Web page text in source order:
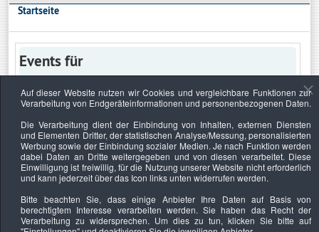
Startseite
Events für
Keine Termine
Datenschutzerklärung Urheberrechtsnachweise Nachhaltigkeit
Copyright © 2026. Bundesverband Deutscher
Auf dieser Website nutzen wir Cookies und vergleichbare Funktionen zur
Verarbeitung von Endgeräteinformationen und personenbezogenen Daten.
Die Verarbeitung dient der Einbindung von Inhalten, externen Diensten
und Elementen Dritter, der statistischen Analyse/Messung, personalisierten
Werbung sowie der Einbindung sozialer Medien. Je nach Funktion werden
dabei Daten an Dritte weitergegeben und von diesen verarbeitet. Diese
Einwilligung ist freiwillig, für die Nutzung unserer Website nicht erforderlich
und kann jederzeit über das Icon links unten widerrufen werden.
Bitte beachten Sie, dass einige Anbieter Ihre Daten auf Basis von
berechtigtem Interesse verarbeiten werden. Sie haben das Recht der
Verarbeitung zu widersprechen. Um dies zu tun, klicken Sie bitte auf